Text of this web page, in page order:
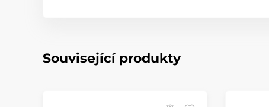
Související produkty